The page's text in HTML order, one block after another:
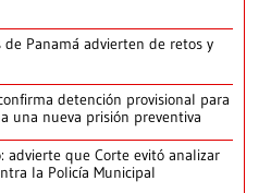
de Panamá advierten de retos y
detención provisional para
una nueva prisión preventiva
advierte que Corte evitó analizar
la Policía Municipal